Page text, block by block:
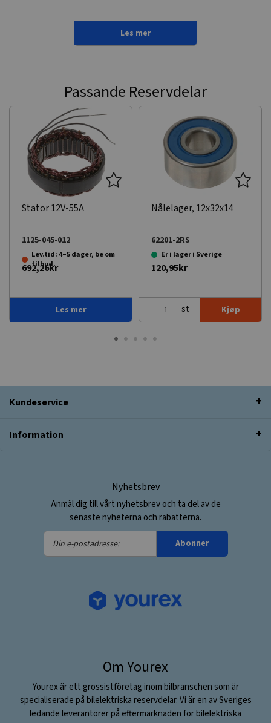
Les mer
Passande Reservdelar
Stator 12V-55A
1125-045-012
Lev.tid: 4–5 dager, be om
tilbud.
692,26kr
Les mer
Nålelager, 12x32x14
62201-2RS
Er i lager i Sverige
120,95kr
st Kjøp
Kundeservice
Information
Nyhetsbrev
Anmäl dig till vårt nyhetsbrev och ta del av de
senaste nyheterna och rabatterna.
Din
e-
Abonner
Om Yourex
Yourex är ett grossistföretag inom bilbranschen som är
specialiserade på bilelektriska reservdelar. Vi är en av Sveriges
ledande leverantörer på eftermarknaden för bilelektriska